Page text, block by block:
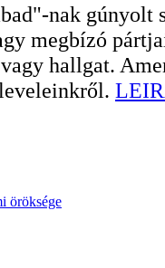
nak
megbízó
hallgat.